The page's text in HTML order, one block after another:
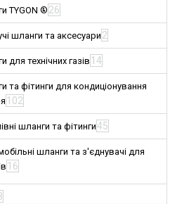
TYGON ® 26
шланги та аксесуари 2
для технічних газів 14
та фітинги для кондиціонування
102
шланги та фітинги45
шланги та з'єднувачі для
16